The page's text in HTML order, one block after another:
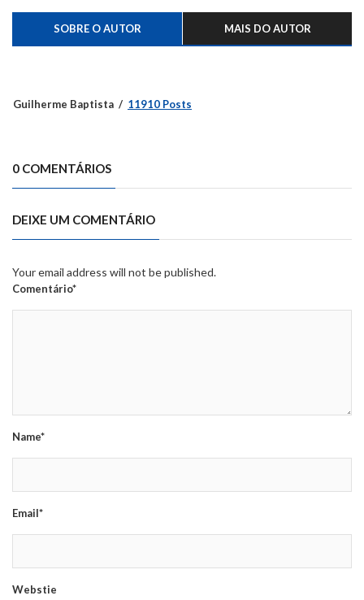
SOBRE O AUTOR MAIS DO AUTOR
Guilherme Baptista 11910 Posts
0 COMENTÁRIOS
DEIXE UM COMENTÁRIO
Your email address will not be published.
Comentário*
Name*
Email*
Webstie